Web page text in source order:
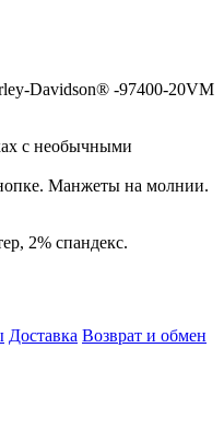
Davidson® -97400-20VM
с необычными
Манжеты на молнии.
2% спандекс.
Доставка Возврат и обмен